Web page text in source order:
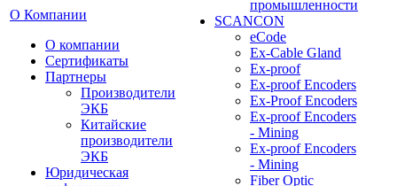
О Компании
О компании
Сертификаты
Партнеры
Производители
ЭКБ
Китайские
производители
ЭКБ
Юридическая
промышленности
SCANCON
eCode
Ex-Cable Gland
Ex-proof
Ex-proof Encoders
Ex-Proof Encoders
Ex-proof Encoders
- Mining
Ex-proof Encoders
- Mining
Fiber Optic